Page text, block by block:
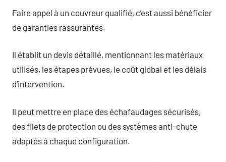
Faire appel à un couvreur qualifié, c’est aussi bénéficier
de garanties rassurantes.
Il établit un devis détaillé, mentionnant les matériaux
utilisés, les étapes prévues, le coût global et les délais
d’intervention.
Il peut mettre en place des échafaudages sécurisés,
des filets de protection ou des systèmes anti-chute
adaptés à chaque configuration.